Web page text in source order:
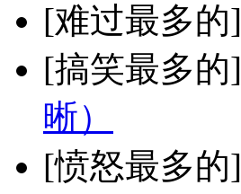
[难过最多的]
[搞笑最多的]
晰）
[愤怒最多的]